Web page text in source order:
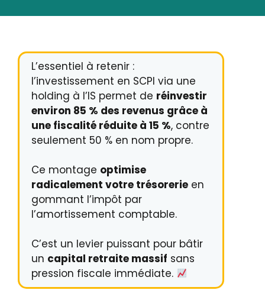
L’essentiel à retenir :
l’investissement en SCPI via une
holding à l’IS permet de réinvestir
environ 85 % des revenus grâce à
une fiscalité réduite à 15 %, contre
seulement 50 % en nom propre.
Ce montage optimise
radicalement votre trésorerie en
gommant l’impôt par
l’amortissement comptable.
C’est un levier puissant pour bâtir
un capital retraite massif sans
pression fiscale immédiate.